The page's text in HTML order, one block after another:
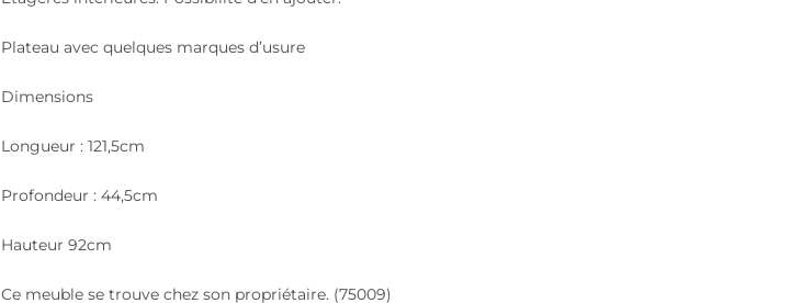
Plateau avec quelques marques d’usure
Dimensions
Longueur : 121,5cm
Profondeur : 44,5cm
Hauteur 92cm
Ce meuble se trouve chez son propriétaire. (75009)